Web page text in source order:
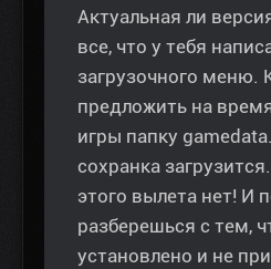
Актуальная ли
все, что у тебя
загрузочного меню.
предложить на
игры папку
сохранка
этого вылета нет! И
разберешься с тем,
установлено и не